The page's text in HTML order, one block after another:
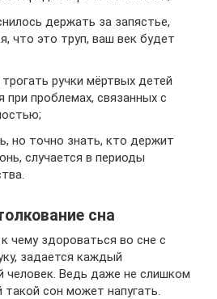
держать за запястье,
что это труп, ваш век будет
ручки мёртвых детей
при проблемах, связанных с
но точно знать, кто держит
случается в периоды
сна
чему здороваться во сне с
задается каждый
человек. Ведь даже не слишком
сон может напугать.